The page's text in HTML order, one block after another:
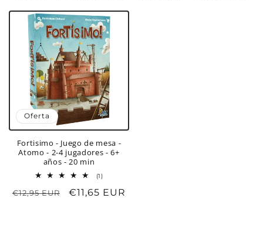
oferta
Oferta
Fortisimo - Juego de mesa -
Atomo - 2-4 jugadores - 6+
años - 20 min
(1)1
totales
Precio
€12,95 EUR
Precio
€11,65 EUR